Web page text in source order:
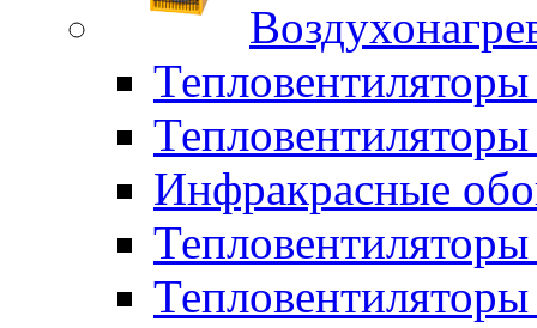
Тепловентиляторы
Инфракрасные